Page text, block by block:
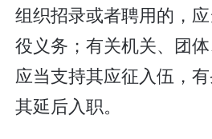
组织招录或者聘用的，
役义务；有关机关、团
应当支持其应征入伍，
其延后入职。